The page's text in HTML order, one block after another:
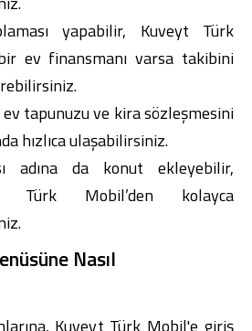
yapabilir, Kuveyt Türk
ev finansmanı varsa takibini
tapunuzu ve kira sözleşmesini
hızlıca ulaşabilirsiniz.
adına da konut ekleyebilir,
Türk Mobil’den kolayca
Nasıl